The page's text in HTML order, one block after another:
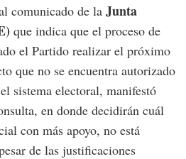
comunicado de la Junta
que indica que el proceso de
el Partido realizar el próximo
que no se encuentra autorizado
sistema electoral, manifestó
en donde decidirán cuál
con más apoyo, no está
de las justificaciones